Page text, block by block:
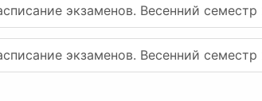
экзаменов. Весенний
экзаменов. Весенний